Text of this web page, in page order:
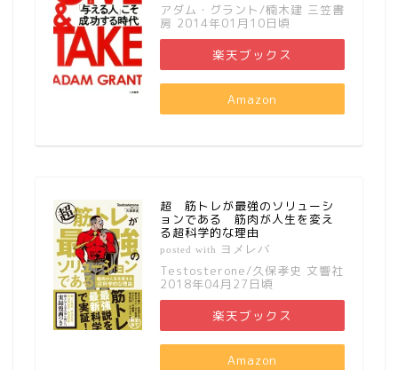
アダム・グラント/楠木建 三笠書
房 2014年01月10日頃
楽天ブックス
Amazon
超 筋トレが最強のソリューシ
ョンである 筋肉が人生を変え
る超科学的な理由
posted with ヨメレバ
Testosterone/久保孝史 文響社
2018年04月27日頃
楽天ブックス
Amazon